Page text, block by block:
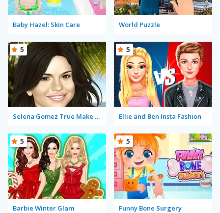
Baby Hazel: Skin Care World Puzzle
Selena Gomez True Make Up
5
Ellie and Ben Insta Fashion
5
Barbie Winter Glam
5
Funny Bone Surgery
5